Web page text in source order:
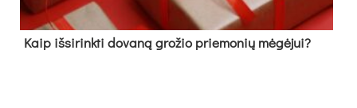
Kaip išsirinkti dovaną grožio priemonių mėgėjui?